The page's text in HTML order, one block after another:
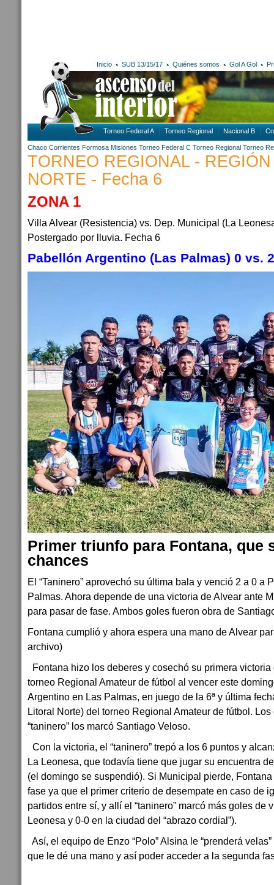
Inicio SUB 13/15/17 Quiénes somos Gol A Gol
Torneo Federal A Torneo Regional Nacional B
Chaco Corrientes Formosa Misiones Torneo Federal C Torneo Regional Torneo
TORNEO REGIONAL -
NORTE - Fecha 6
ZONA 1
Villa Alvear (Resistencia) vs. Dep. Municipal (La
Postergado por lluvia. Fecha 6
Pabellón Argentino (Las Palmas) 0 vs.
Primer triunfo para Fontana, que
chances
El “Taninero” aprovechó su última bala y venció 2 a 0 a
Palmas. Ahora depende de una victoria de Alvear ante
para pasar de fase. Ambos goles fueron obra de
Fontana cumplió y ahora espera una mano de Alvear
archivo)
Fontana hizo los deberes y cosechó su primera
torneo Regional Amateur de fútbol al vencer este
Argentino en Las Palmas, en juego de la 6ª y última
Litoral Norte) del torneo Regional Amateur de fútbol.
“taninero” los marcó Santiago Veloso.
Con la victoria, el “taninero” trepó a los 6 puntos y
La Leonesa, que todavía tiene que jugar su encuentra
(el domingo se suspendió). Si Municipal pierde,
fase ya que el primer criterio de desempate en caso de
partidos entre sí, y allí el “taninero” marcó más goles de
Leonesa y 0-0 en la ciudad del “abrazo cordial”).
Así, el equipo de Enzo “Polo” Alsina le “prenderá
que le dé una mano y así poder acceder a la segunda